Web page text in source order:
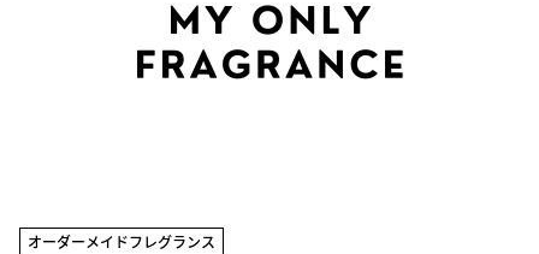
オーダーメイドフレグランス